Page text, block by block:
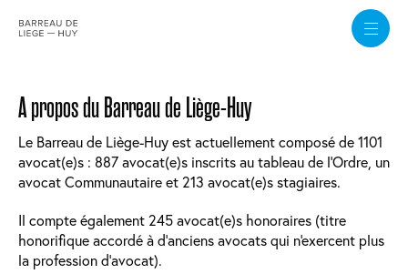
Inhalt
A propos du Barreau de Liège-Huy
Le Barreau de Liège-Huy est actuellement composé de 1101
avocat(e)s : 887 avocat(e)s inscrits au tableau de l'Ordre, un
avocat Communautaire et 213 avocat(e)s stagiaires.
Il compte également 245 avocat(e)s honoraires (titre
honorifique accordé à d'anciens avocats qui n'exercent plus
la profession d'avocat).